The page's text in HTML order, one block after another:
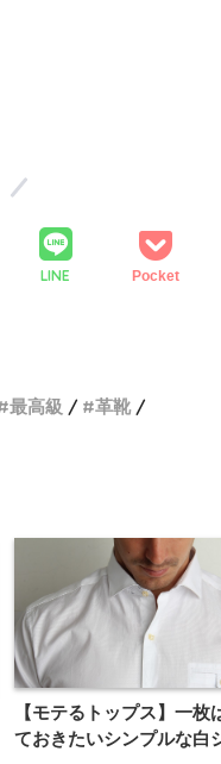
LINE Pocket
最高級
革靴
【モテるトップス】一枚
ておきたいシンプルな白